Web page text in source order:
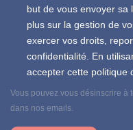
but de vous envoyer sa
plus sur la gestion de
exercer vos droits,
confidentialité. En
accepter cette politique
Vous pouvez vous désinscrire à
dans nos emails.